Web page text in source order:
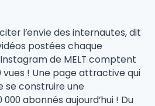
l’envie des internautes, dit
postées chaque
de MELT comptent
vues ! Une page attractive qui
se construire une
abonnés aujourd’hui ! Du